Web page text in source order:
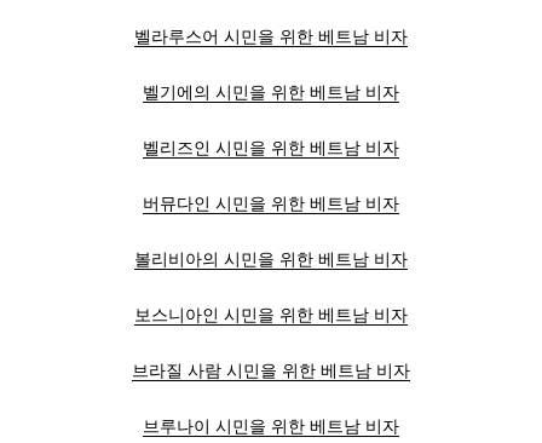
벨라루스어 시민을 위한 베트남 비자
벨기에의 시민을 위한 베트남 비자
벨리즈인 시민을 위한 베트남 비자
버뮤다인 시민을 위한 베트남 비자
볼리비아의 시민을 위한 베트남 비자
보스니아인 시민을 위한 베트남 비자
브라질 사람 시민을 위한 베트남 비자
브루나이 시민을 위한 베트남 비자